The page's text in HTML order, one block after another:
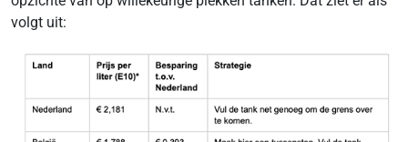
volgt uit: